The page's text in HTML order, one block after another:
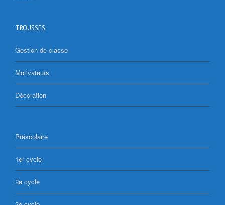
TROUSSES
Gestion de classe
Motivateurs
Décoration
Préscolaire
1er cycle
2e cycle